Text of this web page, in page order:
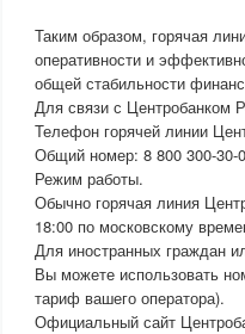
Таким образом, горячая
оперативности и
общей стабильности
Для связи с Центробанком
Телефон горячей линии
Общий номер: 8 800 300-30-
Режим работы.
Обычно горячая линия
18:00 по московскому
Для иностранных граждан
Вы можете использовать
тариф вашего оператора).
Официальный сайт